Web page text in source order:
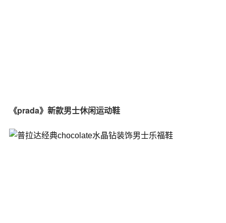
《prada》新款男士休闲运动鞋